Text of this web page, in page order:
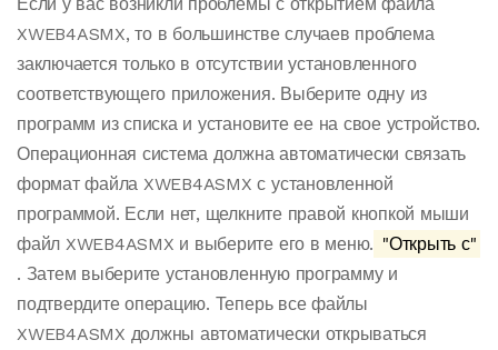
XWEB4ASMX, то в большинстве случаев проблема
заключается только в отсутствии установленного
соответствующего приложения. Выберите одну из
программ из списка и установите ее на свое устройство.
Операционная система должна автоматически связать
формат файла XWEB4ASMX с установленной
программой. Если нет, щелкните правой кнопкой мыши
файл XWEB4ASMX и выберите его в меню. "Открыть с"
. Затем выберите установленную программу и
подтвердите операцию. Теперь все файлы
XWEB4ASMX должны автоматически открываться